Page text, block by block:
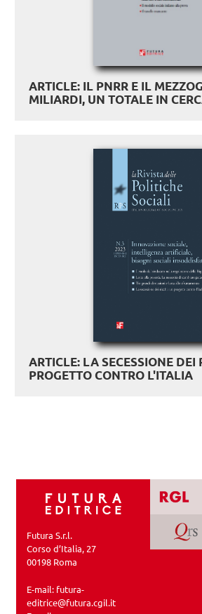
ARTICLE: IL PNRR E IL
MILIARDI, UN TOTALE IN
ARTICLE: LA SECESSIONE DEI
PROGETTO CONTRO L'ITALIA
Futura S.r.l.
Corso d’Italia, 27
00198 Roma
E-mail: futura-
editrice@futura.cgil.it